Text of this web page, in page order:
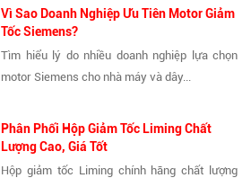
Vì Sao Doanh Nghiệp Ưu Tiên Motor Giảm
Tốc Siemens?
Tìm hiểu lý do nhiều doanh nghiệp lựa chọn
motor Siemens cho nhà máy và dây...
Phân Phối Hộp Giảm Tốc Liming Chất
Lượng Cao, Giá Tốt
Hộp giảm tốc Liming chính hãng chất lượng